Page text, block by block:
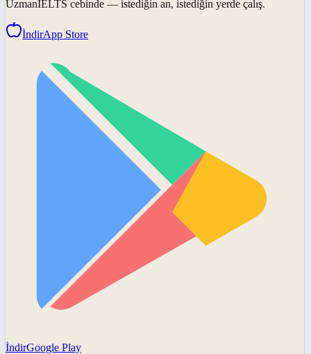
UzmanIELTS cebinde — istediğin an, istediğin yerde çalış.
İndirApp Store
İndirGoogle Play